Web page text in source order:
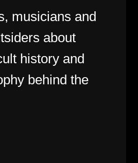
musicians and
about
history and
behind the